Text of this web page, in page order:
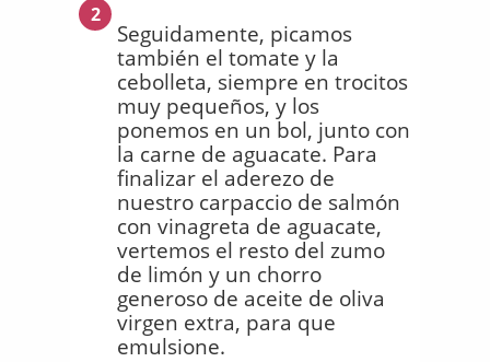
2
Seguidamente, picamos
también el tomate y la
cebolleta, siempre en trocitos
muy pequeños, y los
ponemos en un bol, junto con
la carne de aguacate. Para
finalizar el aderezo de
nuestro carpaccio de salmón
con vinagreta de aguacate,
vertemos el resto del zumo
de limón y un chorro
generoso de aceite de oliva
virgen extra, para que
emulsione.